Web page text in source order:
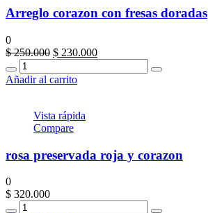
Arreglo corazon con fresas doradas
0
$250.000 El
original
$ 230.000El
actual
Quantity
Añadir al carrito
Vista rápida
Compare
rosa preservada roja y corazon
0
$ 320.000
Quantity